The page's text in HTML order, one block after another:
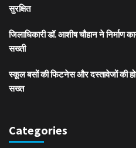
सुरक्षित
जिलाधिकारी डॉ. आशीष चौहान ने निर्माण
सख्ती
स्कूल बसों की फिटनेस और दस्तावेजों की
सख्त
Categories